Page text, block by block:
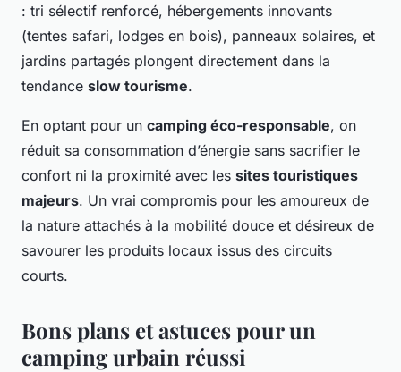
: tri sélectif renforcé, hébergements innovants
(tentes safari, lodges en bois), panneaux solaires, et
jardins partagés plongent directement dans la
tendance slow tourisme.
En optant pour un camping éco-responsable, on
réduit sa consommation d’énergie sans sacrifier le
confort ni la proximité avec les sites touristiques
majeurs. Un vrai compromis pour les amoureux de
la nature attachés à la mobilité douce et désireux de
savourer les produits locaux issus des circuits
courts.
Bons plans et astuces pour un
camping urbain réussi